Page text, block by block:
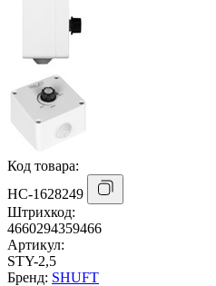
Код товара:
НС-1628249
Штрихкод:
4660294359466
Артикул:
STY-2,5
Бренд: SHUFT